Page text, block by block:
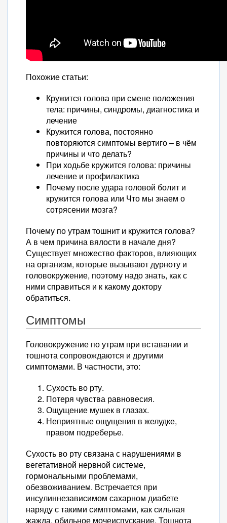
Похожие статьи:
Кружится голова при смене положения
тела: причины, синдромы, диагностика и
лечение
Кружится голова, постоянно
повторяются симптомы вертиго – в чём
причины и что делать?
При ходьбе кружится голова: причины
лечение и профилактика
Почему после удара головой болит и
кружится голова или Что мы знаем о
сотрясении мозга?
Почему по утрам тошнит и кружится голова?
А в чем причина вялости в начале дня?
Существует множество факторов, влияющих
на организм, которые вызывают дурноту и
головокружение, поэтому надо знать, как с
ними справиться и к какому доктору
обратиться.
Симптомы
Головокружение по утрам при вставании и
тошнота сопровождаются и другими
симптомами. В частности, это:
Сухость во рту.
Потеря чувства равновесия.
Ощущение мушек в глазах.
Неприятные ощущения в желудке,
правом подреберье.
Сухость во рту связана с нарушениями в
вегетативной нервной системе,
гормональными проблемами,
обезвоживанием. Встречается при
инсулиннезависимом сахарном диабете
наряду с такими симптомами, как сильная
жажда, обильное мочеиспускание. Тошнота